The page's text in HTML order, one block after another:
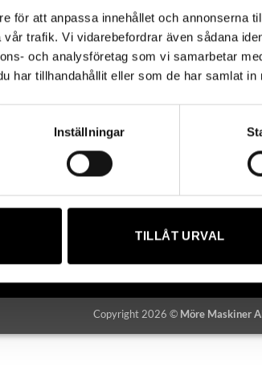
för att anpassa innehållet och annonserna
trafik. Vi vidarebefordrar även sådana
och analysföretag som vi samarbetar
har tillhandahållit eller som de har samlat
Inställningar
TILLÅT URVAL
Maskiner
39356 KALMAR, SWEDEN
883 00
Copyright 2026 © Möre Maskiner